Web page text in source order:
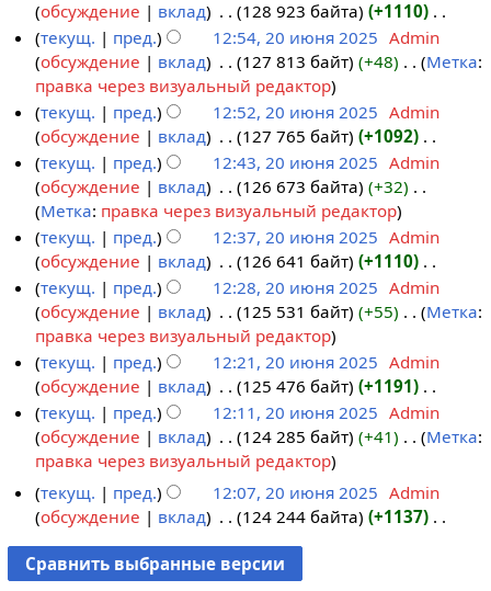
и
в
к
и
п
р
а
в
к
и
и
я
п
р
а
в
к
и
а
н
и
п
р
а
в
к
и
2
5
п
и
с
а
н
и
я
п
р
а
в
к
и
т
о
п
и
с
а
н
и
я
п
р
а
в
к
и
обсуждение
вклад 128 923 байта +1110
Н
е
т
о
п
и
с
а
н
и
я
п
р
а
в
к
и
текущ. пред. 12:54, 20 июня 2025 Admin
обсуждение
вклад 127 813 байт +48
Н
е
т
о
п
и
с
а
н
и
я
р
а
в
к
и
Метка:
правка через визуальный редактор
текущ.
пред. 12:52, 20 июня 2025 Admin
обсуждение
вклад 127 765 байт +1092
Н
е
т
о
п
и
с
а
н
и
я
п
р
а
в
к
и
текущ. пред. 12:43, 20 июня 2025 Admin
обсуждение
вклад 126 673 байта +32
Н
е
т
о
п
и
с
а
н
и
я
р
а
в
к
Метка: правка через визуальный редактор
текущ.
пред. 12:37, 20 июня 2025 Admin
обсуждение
вклад 126 641 байт +1110
Н
е
т
о
п
и
с
а
и
я
п
р
текущ. пред. 12:28, 20 июня 2025 Admin
обсуждение
вклад 125 531 байт +55
Н
е
т
о
п
и
а
н
и
я
Метка:
правка через визуальный редактор
текущ.
пред. 12:21, 20 июня 2025 Admin
обсуждение
вклад 125 476 байт +1191
Н
е
т
п
и
с
а
текущ. пред. 12:11, 20 июня 2025 Admin
обсуждение
вклад 124 285 байт +41
Н
е
т
о
п
и
Метка:
правка через визуальный редактор
текущ.
пред. 12:07, 20 июня 2025 Admin
обсуждение
вклад 124 244 байта +1137
е